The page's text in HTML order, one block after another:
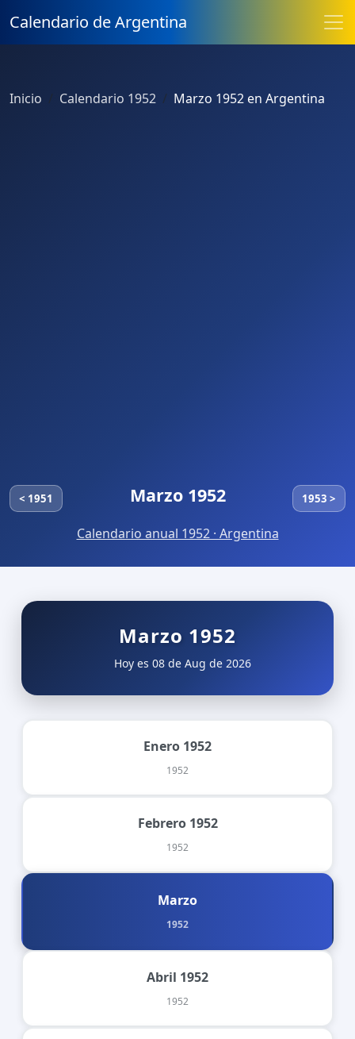
Calendario de Argentina
Inicio Calendario 1952 Marzo 1952 en Argentina
< 1951 Marzo 1952 1953 >
Calendario anual 1952 · Argentina
Marzo 1952
Hoy es 08 de Aug de 2026
Enero 1952
1952
Febrero 1952
1952
Marzo
1952
Abril 1952
1952